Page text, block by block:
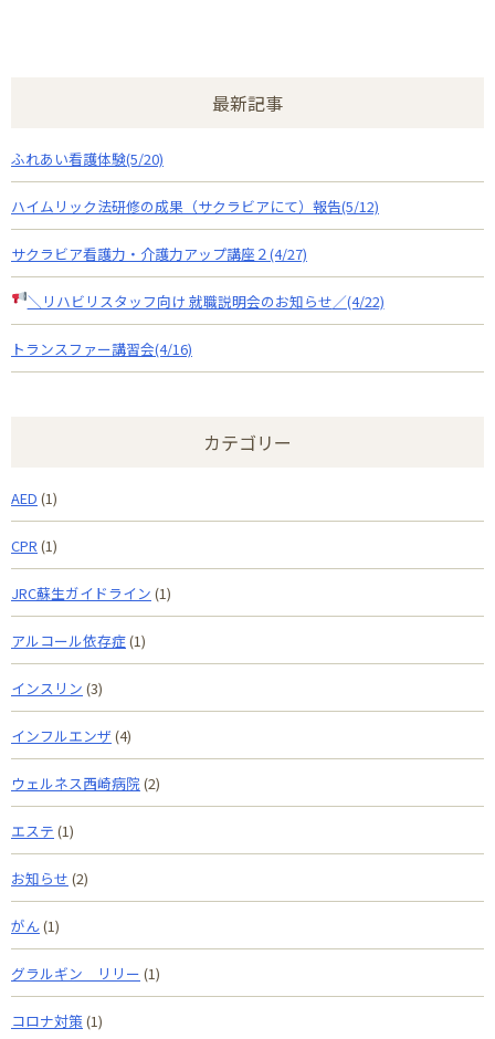
最新記事
ふれあい看護体験(5/20)
ハイムリック法研修の成果（サクラビアにて）報告(5/12)
サクラビア看護力・介護力アップ講座２(4/27)
＼リハビリスタッフ向け 就職説明会のお知らせ／(4/22)
トランスファー講習会(4/16)
カテゴリー
AED (1)
CPR (1)
JRC蘇生ガイドライン (1)
アルコール依存症(1)
インスリン (3)
インフルエンザ (4)
ウェルネス西崎病院 (2)
エステ (1)
お知らせ (2)
がん(1)
グラルギン リリー (1)
コロナ対策 (1)